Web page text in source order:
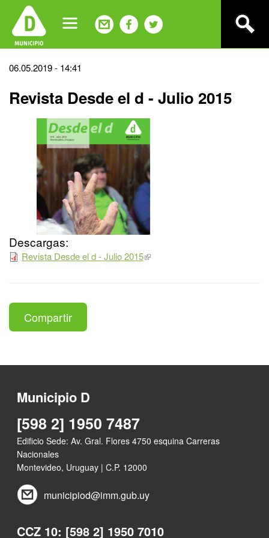
navigation
Back
top
06.05.2019 - 14:41
Revista Desde el d - Julio 2015
Descargas:
Revista Desde el d - Julio 2015
Compartir
Municipio D
[598 2] 1950 7487
Edificio Sede: Av. Gral. Flores 4750 esquina Carreras
Nacionales
Montevideo, Uruguay | C.P. 12000
municipiod@imm.gub.uy
CCZ 10: [598 2] 1950 7010